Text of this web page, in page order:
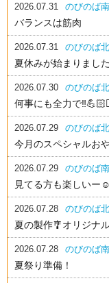
2026.07.31 のびのば
バランスは筋肉
2026.07.31 のびのば
夏休みが始まりまし
2026.07.30 のびのば
何事にも全力で
2026.07.29 のびのば
今月のスペシャルお
2026.07.29 のびのば
見てる方も楽しいー☺️
2026.07.28 のびのば
夏の製作🎐オリジナ
2026.07.28 のびのば
夏祭り準備！